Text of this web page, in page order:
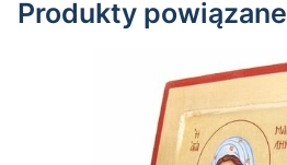
Produkty powiązane